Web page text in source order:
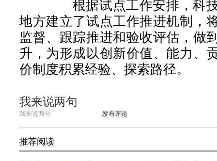
根据试点工作安排，科技
地方建立了试点工作推进机制，
监督、跟踪推进和验收评估，做
升，为形成以创新价值、能力、
价制度积累经验、探索路径。
我来说两句
发布评论
推荐阅读